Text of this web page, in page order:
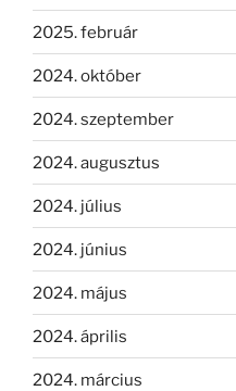
2025. február
2024. október
2024. szeptember
2024. augusztus
2024. július
2024. június
2024. május
2024. április
2024. március